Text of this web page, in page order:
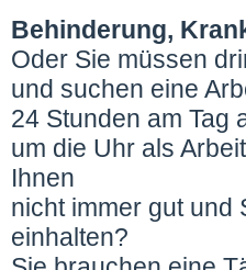
Behinderung,
Oder Sie müssen
und suchen eine
24 Stunden am Tag
um die Uhr als
Ihnen
nicht immer gut und
einhalten?